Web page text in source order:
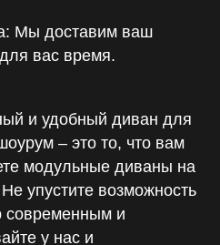
Мы доставим ваш
вас время.
и удобный диван для
– это то, что вам
модульные диваны на
упустите возможность
современным и
у нас и